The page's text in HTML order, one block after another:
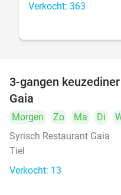
Verkocht: 363
3-gangen
Gaia
Morgen Zo Ma Di
Syrisch Restaurant Gaia
Tiel
Verkocht: 13